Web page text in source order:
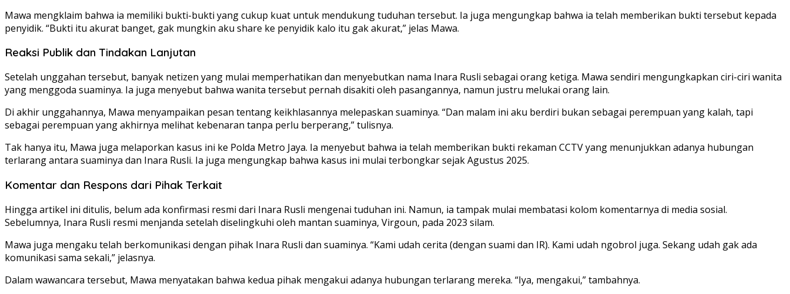
Mawa mengklaim bahwa ia memiliki bukti-bukti yang cukup kuat untuk mendukung tuduhan tersebut. Ia juga mengungkap bahwa ia telah memberikan bukti tersebut kepada
penyidik. “Bukti itu akurat banget, gak mungkin aku share ke penyidik kalo itu gak akurat,” jelas Mawa.
Reaksi Publik dan Tindakan Lanjutan
Setelah unggahan tersebut, banyak netizen yang mulai memperhatikan dan menyebutkan nama Inara Rusli sebagai orang ketiga. Mawa sendiri mengungkapkan ciri-ciri wanita
yang menggoda suaminya. Ia juga menyebut bahwa wanita tersebut pernah disakiti oleh pasangannya, namun justru melukai orang lain.
Di akhir unggahannya, Mawa menyampaikan pesan tentang keikhlasannya melepaskan suaminya. “Dan malam ini aku berdiri bukan sebagai perempuan yang kalah, tapi
sebagai perempuan yang akhirnya melihat kebenaran tanpa perlu berperang,” tulisnya.
Tak hanya itu, Mawa juga melaporkan kasus ini ke Polda Metro Jaya. Ia menyebut bahwa ia telah memberikan bukti rekaman CCTV yang menunjukkan adanya hubungan
terlarang antara suaminya dan Inara Rusli. Ia juga mengungkap bahwa kasus ini mulai terbongkar sejak Agustus 2025.
Komentar dan Respons dari Pihak Terkait
Hingga artikel ini ditulis, belum ada konfirmasi resmi dari Inara Rusli mengenai tuduhan ini. Namun, ia tampak mulai membatasi kolom komentarnya di media sosial.
Sebelumnya, Inara Rusli resmi menjanda setelah diselingkuhi oleh mantan suaminya, Virgoun, pada 2023 silam.
Mawa juga mengaku telah berkomunikasi dengan pihak Inara Rusli dan suaminya. “Kami udah cerita (dengan suami dan IR). Kami udah ngobrol juga. Sekang udah gak ada
komunikasi sama sekali,” jelasnya.
Dalam wawancara tersebut, Mawa menyatakan bahwa kedua pihak mengakui adanya hubungan terlarang mereka. “Iya, mengakui,” tambahnya.